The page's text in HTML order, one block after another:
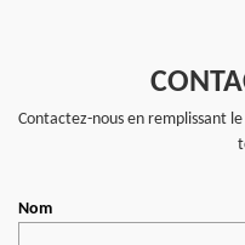
Contactez-nous en remplissant
Nom